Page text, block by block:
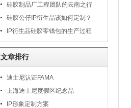
硅胶制品厂工程团队的云南之行
硅胶公仔IP衍生品该如何定制？
IP衍生品硅胶零钱包的生产过程
文章排行
迪士尼认证FAMA
上海迪士尼度假区纪念品
IP形象定制方案